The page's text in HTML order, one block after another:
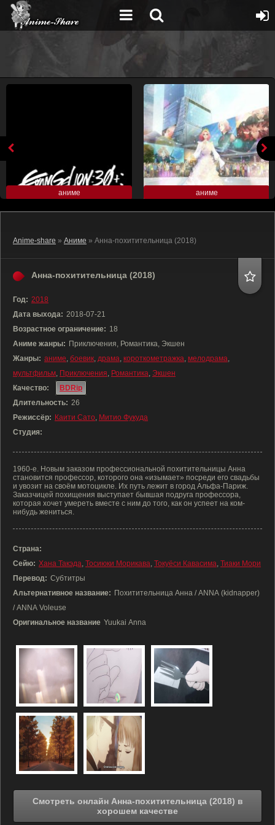
аниме аниме
Anime-share » Аниме » Анна-похитительница (2018)
Анна-похитительница (2018)
Год: 2018
Дата выхода: 2018-07-21
Возрастное ограничение: 18
Аниме жанры: Приключения, Романтика, Экшен
Жанры: аниме, боевик, драма, короткометражка, мелодрама,
мультфильм, Приключения, Романтика, Экшен
Качество:
BDRip
Длительность: 26
Режиссёр: Каити Сато, Митио Фукуда
Студия:
1960-e. Новым заказом профессиональной похитительницы Анна
становится профессор, которого она «изымает» посреди его свадьбы
и увозит на своём мотоцикле. Их путь лежит в город Альфа-Париж.
Заказчицей похищения выступает бывшая подруга профессора,
которая хочет умереть вместе с ним до того, как он успеет на ком-
нибудь жениться.
Страна:
Сейю: Хана Такэда, Тосиюки Морикава, Токуёси Кавасима, Тиаки Мори
Перевод: Субтитры
Альтернативное название: Похитительница Анна / ANNA (kidnapper)
/ ANNA Voleuse
Оригинальное название Yuukai Anna
Смотреть онлайн Анна-похитительница (2018) в
хорошем качестве